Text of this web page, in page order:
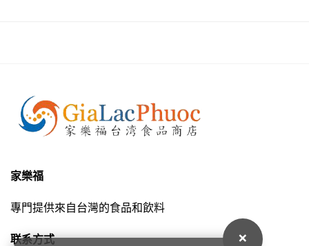
×
家樂福
專門提供來自台灣的食品和飲料
联系方式